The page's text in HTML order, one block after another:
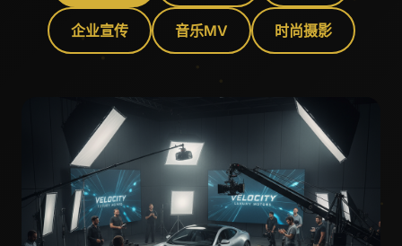
企业宣传 音乐MV 时尚摄影